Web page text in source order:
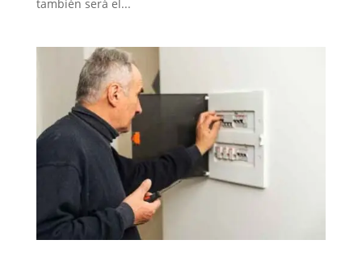
también será el...